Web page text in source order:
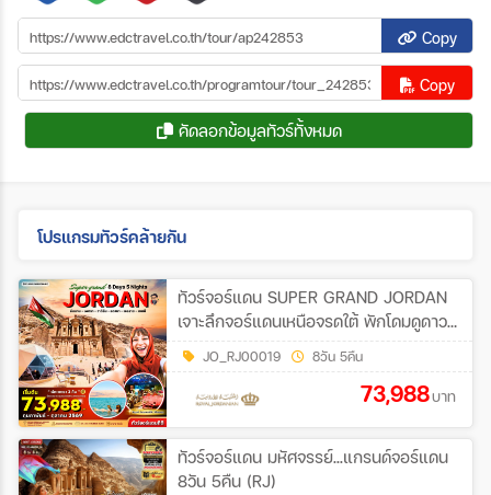
Copy
Copy
คัดลอกข้อมูลทัวร์ทั้งหมด
โปรแกรมทัวร์คล้ายกัน
ทัวร์จอร์แดน SUPER GRAND JORDAN
เจาะลึกจอร์แดนเหนือจรดใต้ พักโดมดูดาว
เที่ยวเพตราเต็มวันจุใจ 8วัน 5คืน (RJ)
JO_RJ00019 8วัน 5คืน
73,988บาท
ทัวร์จอร์แดน มหัศจรรย์...แกรนด์จอร์แดน
8วัน 5คืน (RJ)